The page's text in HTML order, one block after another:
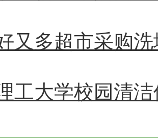
又多超市采购
工大学校园清